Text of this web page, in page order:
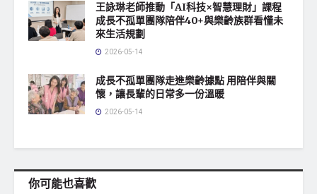
王詠琳老師推動「AI科技×智慧理財」課程
成長不孤單團隊陪伴40+與樂齡族群看懂未
來生活規劃
2026-05-14
成長不孤單團隊走進樂齡據點 用陪伴與關
懷，讓長輩的日常多一份溫暖
2026-05-14
你可能也喜歡